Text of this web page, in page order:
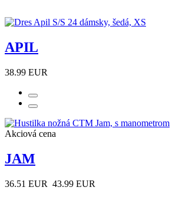
APIL
38.99 EUR
Akciová cena
JAM
36.51 EUR 43.99 EUR